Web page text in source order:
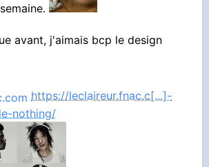
avant, j'aimais bcp le design
https://leclaireur.fnac.c[...]-
nothing/